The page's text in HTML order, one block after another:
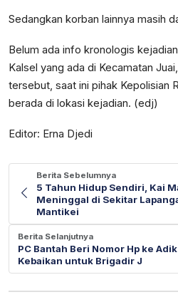
Sedangkan korban lainnya masih
Belum ada info kronologis
Kalsel yang ada di Kecamatan
tersebut, saat ini pihak Kepolisian
berada di lokasi kejadian. (edj)
Editor: Erna Djedi
Berita Sebelumnya
5 Tahun Hidup Sendiri, Kai
Meninggal di Sekitar
Mantikei
Berita Selanjutnya
PC Bantah Beri Nomor Hp ke
Kebaikan untuk Brigadir J